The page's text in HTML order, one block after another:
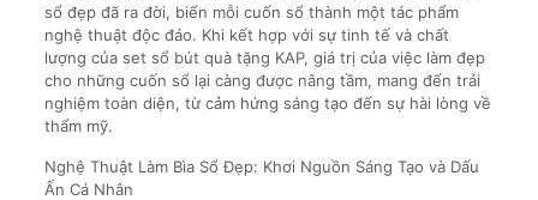
sổ đẹp đã ra đời, biến mỗi cuốn sổ thành một tác phẩm
nghệ thuật độc đáo. Khi kết hợp với sự tinh tế và chất
lượng của set sổ bút quà tặng KAP, giá trị của việc làm đẹp
cho những cuốn sổ lại càng được nâng tầm, mang đến trải
nghiệm toàn diện, từ cảm hứng sáng tạo đến sự hài lòng về
thẩm mỹ.
Nghệ Thuật Làm Bìa Sổ Đẹp: Khơi Nguồn Sáng Tạo và Dấu
Ấn Cá Nhân